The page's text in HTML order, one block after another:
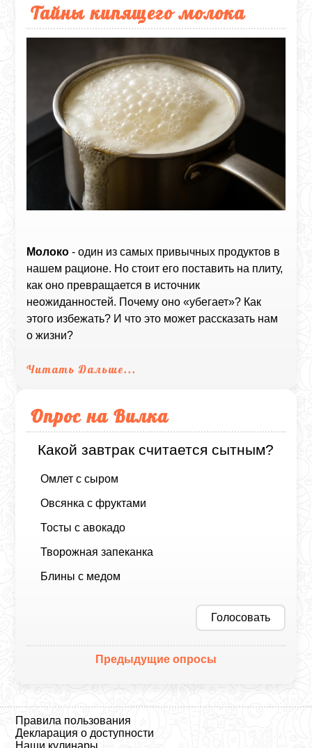
Тайны кипящего молока
Молоко - один из самых привычных продуктов в
нашем рационе. Но стоит его поставить на плиту,
как оно превращается в источник
неожиданностей. Почему оно «убегает»? Как
этого избежать? И что это может рассказать нам
о жизни?
Читать Дальше...
Опрос на Вилка
Какой завтрак считается сытным?
Омлет с сыром
Овсянка с фруктами
Тосты с авокадо
Творожная запеканка
Блины с медом
Голосовать
Предыдущие опросы
Правила пользования
Декларация о доступности